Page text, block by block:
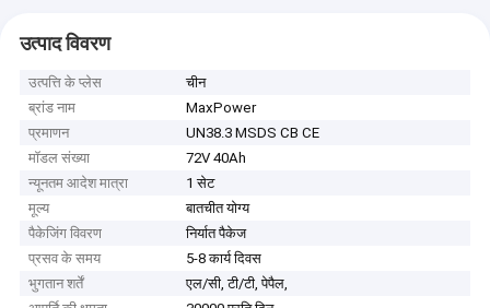
उत्पाद विवरण
उत्पत्ति के प्लेस
चीन
ब्रांड नाम
MaxPower
प्रमाणन
UN38.3 MSDS CB CE
मॉडल संख्या
72V 40Ah
न्यूनतम आदेश मात्रा
1 सेट
मूल्य
बातचीत योग्य
पैकेजिंग विवरण
निर्यात पैकेज
प्रसव के समय
5-8 कार्य दिवस
भुगतान शर्तें
एल/सी, टी/टी, पेपैल,